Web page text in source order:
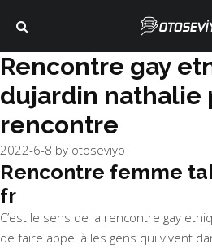
Rencontre gay
dujardin nathalie
rencontre
2022-6-8 by otoseviyo
Rencontre femme
fr
C’est le sens de la rencontre gay
de faire appel à les gens qui vivent